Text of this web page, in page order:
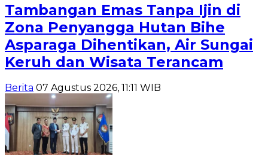
Tambangan Emas Tanpa Ijin di
Zona Penyangga Hutan Bihe
Asparaga Dihentikan, Air Sungai
Keruh dan Wisata Terancam
Berita 07 Agustus 2026, 11:11 WIB